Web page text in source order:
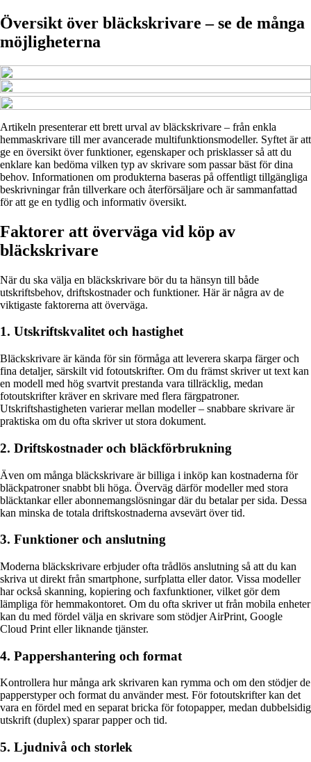
Översikt över bläckskrivare – se de många
möjligheterna
Artikeln presenterar ett brett urval av bläckskrivare – från enkla
hemmaskrivare till mer avancerade multifunktionsmodeller. Syftet är att
ge en översikt över funktioner, egenskaper och prisklasser så att du
enklare kan bedöma vilken typ av skrivare som passar bäst för dina
behov. Informationen om produkterna baseras på offentligt tillgängliga
beskrivningar från tillverkare och återförsäljare och är sammanfattad
för att ge en tydlig och informativ översikt.
Faktorer att överväga vid köp av
bläckskrivare
När du ska välja en bläckskrivare bör du ta hänsyn till både
utskriftsbehov, driftskostnader och funktioner. Här är några av de
viktigaste faktorerna att överväga.
1. Utskriftskvalitet och hastighet
Bläckskrivare är kända för sin förmåga att leverera skarpa färger och
fina detaljer, särskilt vid fotoutskrifter. Om du främst skriver ut text kan
en modell med hög svartvit prestanda vara tillräcklig, medan
fotoutskrifter kräver en skrivare med flera färgpatroner.
Utskriftshastigheten varierar mellan modeller – snabbare skrivare är
praktiska om du ofta skriver ut stora dokument.
2. Driftskostnader och bläckförbrukning
Även om många bläckskrivare är billiga i inköp kan kostnaderna för
bläckpatroner snabbt bli höga. Överväg därför modeller med stora
bläcktankar eller abonnemangslösningar där du betalar per sida. Dessa
kan minska de totala driftskostnaderna avsevärt över tid.
3. Funktioner och anslutning
Moderna bläckskrivare erbjuder ofta trådlös anslutning så att du kan
skriva ut direkt från smartphone, surfplatta eller dator. Vissa modeller
har också skanning, kopiering och faxfunktioner, vilket gör dem
lämpliga för hemmakontoret. Om du ofta skriver ut från mobila enheter
kan du med fördel välja en skrivare som stödjer AirPrint, Google
Cloud Print eller liknande tjänster.
4. Pappershantering och format
Kontrollera hur många ark skrivaren kan rymma och om den stödjer de
papperstyper och format du använder mest. För fotoutskrifter kan det
vara en fördel med en separat bricka för fotopapper, medan dubbelsidig
utskrift (duplex) sparar papper och tid.
5. Ljudnivå och storlek